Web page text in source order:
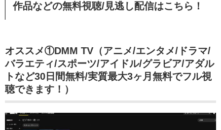
作品などの無料視聴/見逃し配信はこちら！
オススメ①DMM TV（アニメ/エンタメ/ドラマ/
バラエティ/スポーツ/アイドル/グラビア/アダル
トなど30日間無料/実質最大3ヶ月無料でフル視
聴できます！）